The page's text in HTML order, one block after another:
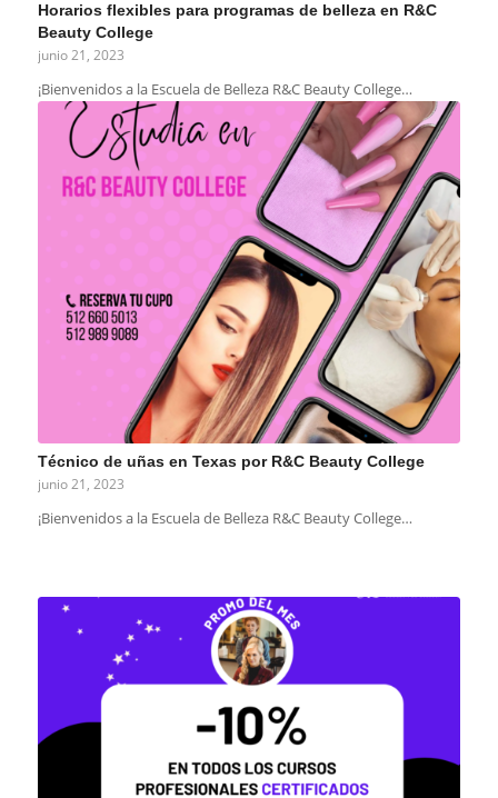
Horarios flexibles para programas de belleza en R&C
Beauty College
junio 21, 2023
¡Bienvenidos a la Escuela de Belleza R&C Beauty College…
Técnico de uñas en Texas por R&C Beauty College
junio 21, 2023
¡Bienvenidos a la Escuela de Belleza R&C Beauty College…